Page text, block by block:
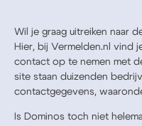
Wil je graag uitreiken naar
Hier, bij Vermelden.nl vind
contact op te nemen met
site staan duizenden
contactgegevens,
Is Dominos toch niet